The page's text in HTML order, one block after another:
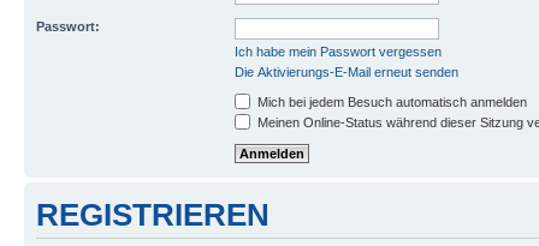
Passwort:
Ich habe mein Passwort vergessen
Die Aktivierungs-E-Mail erneut senden
Mich bei jedem Besuch automatisch anmelden
Meinen Online-Status während dieser Sitzung
REGISTRIEREN